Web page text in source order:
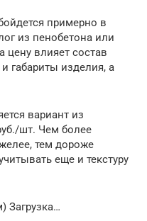
примерно в
из пенобетона или
цену влияет состав
и габариты изделия, а
вариант из
шт. Чем более
тем дороже
еще и текстуру
Загрузка…